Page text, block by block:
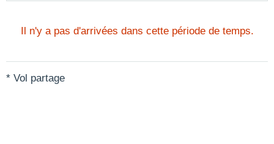
Il n'y a pas d'arrivées dans cette période de temps.
* Vol partage